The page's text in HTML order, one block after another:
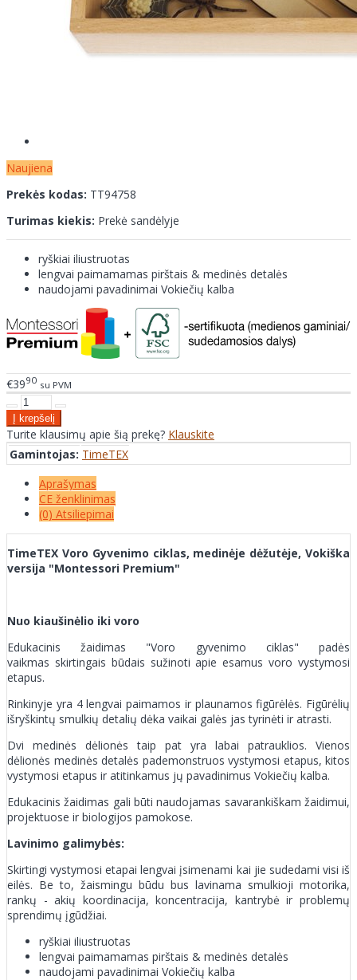
Naujiena
Prekės kodas: TT94758
Turimas kiekis: Prekė sandėlyje
ryškiai iliustruotas
lengvai paimamamas pirštais & medinės detalės
naudojami pavadinimai Vokiečių kalba
€3990 su PVM
Turite klausimų apie šią prekę? Klauskite
Gamintojas: TimeTEX
Aprašymas
CE ženklinimas
(0) Atsiliepimai
TimeTEX Voro Gyvenimo ciklas, medinėje dėžutėje, Vokiška
versija "Montessori Premium"
Nuo kiaušinėlio iki voro
Edukacinis žaidimas "Voro gyvenimo ciklas" padės
vaikmas skirtingais būdais sužinoti apie esamus voro vystymosi
etapus.
Rinkinyje yra 4 lengvai paimamos ir plaunamos figūrėlės. Figūrėlių
išryškintų smulkių detalių dėka vaikai galės jas tyrinėti ir atrasti.
Dvi medinės dėlionės taip pat yra labai patrauklios. Vienos
dėlionės medinės detalės pademonstruos vystymosi etapus, kitos
vystymosi etapus ir atitinkamus jų pavadinimus Vokiečių kalba.
Edukacinis žaidimas gali būti naudojamas savarankiškam žaidimui,
projektuose ir biologijos pamokose.
Lavinimo galimybės:
Skirtingi vystymosi etapai lengvai įsimenami kai jie sudedami visi iš
eilės. Be to, žaismingu būdu bus lavinama smulkioji motorika,
rankų - akių koordinacija, koncentracija, kantrybė ir problemų
sprendimų įgūdžiai.
ryškiai iliustruotas
lengvai paimamamas pirštais & medinės detalės
naudojami pavadinimai Vokiečių kalba